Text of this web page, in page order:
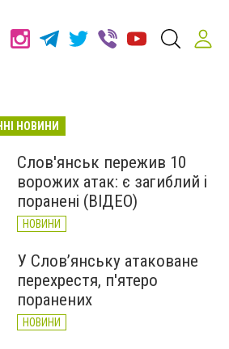
НОВИНИ
Слов'янськ пережив 10
ворожих атак: є загиблий і
поранені (ВІДЕО)
НОВИНИ
У Слов’янську атаковане
перехрестя, п'ятеро
поранених
НОВИНИ